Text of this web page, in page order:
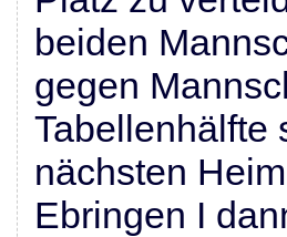
beiden
gegen
Tabellenhälfte
nächsten
Ebringen I